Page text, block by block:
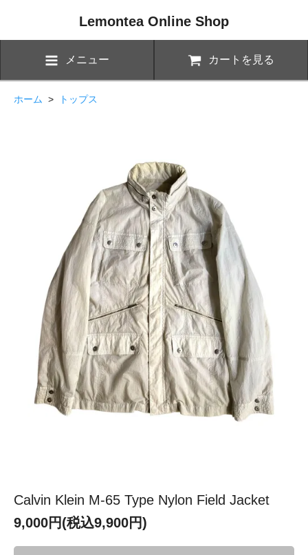
Lemontea Online Shop
メニュー カートを見る
ホーム > トップス
Calvin Klein M-65 Type Nylon Field Jacket
9,000円(税込9,900円)